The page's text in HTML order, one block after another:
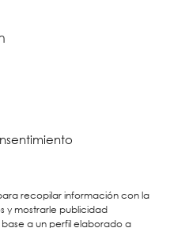
recopilar información con la
y mostrarle publicidad
a un perfil elaborado a